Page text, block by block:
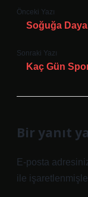
Önceki Yazı
Soğuğa
Sonraki Yazı
Kaç Gün
Bir yanıt
E-posta
ile